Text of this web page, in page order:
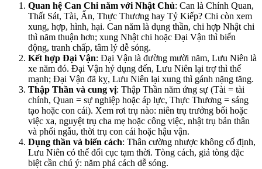
Quan hệ Can Chi năm với Nhật Chủ: Can là Chính Quan,
Thất Sát, Tài, Ấn, Thực Thương hay Tỷ Kiếp? Chi còn xem
xung, hợp, hình, hại. Can năm là dụng thần, chi hợp Nhật chi
thì năm thuận hơn; xung Nhật chi hoặc Đại Vận thì biến
động, tranh chấp, tâm lý dễ sóng.
Kết hợp Đại Vận: Đại Vận là đường mười năm, Lưu Niên là
xe năm đó. Đại Vận hỷ dụng đến, Lưu Niên lại trợ thì thế
mạnh; Đại Vận đã kỵ, Lưu Niên lại xung thì gánh nặng tăng.
Thập Thần và cung vị: Thập Thần năm ứng sự (Tài = tài
chính, Quan = sự nghiệp hoặc áp lực, Thực Thương = sáng
tạo hoặc con cái). Xem rơi trụ nào: niên trụ trưởng bối hoặc
việc xa, nguyệt trụ cha mẹ hoặc công việc, nhật trụ bản thân
và phối ngẫu, thời trụ con cái hoặc hậu vận.
Dụng thần và biến cách: Thân cường nhược không cố định,
Lưu Niên có thể đổi cục tạm thời. Tòng cách, giả tòng đặc
biệt cần chú ý: năm phá cách dễ sóng.